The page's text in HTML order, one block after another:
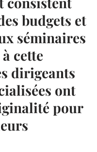
budgets et
séminaires
cette
dirigeants
ont
pour